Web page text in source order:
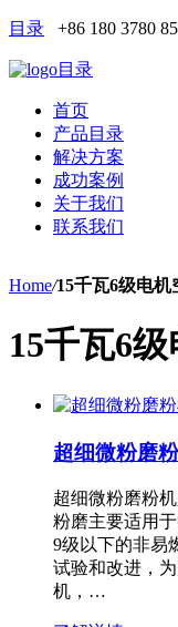
目录 +86 180 3780
目录
首页
产品目录
解决方案
成功案例
关于我们
联系我们
Home/15千瓦6级电机
15千瓦6
超细微粉磨
超细微粉磨粉
粉磨主要适用
9级以下的非易
试验和改进，
机，…